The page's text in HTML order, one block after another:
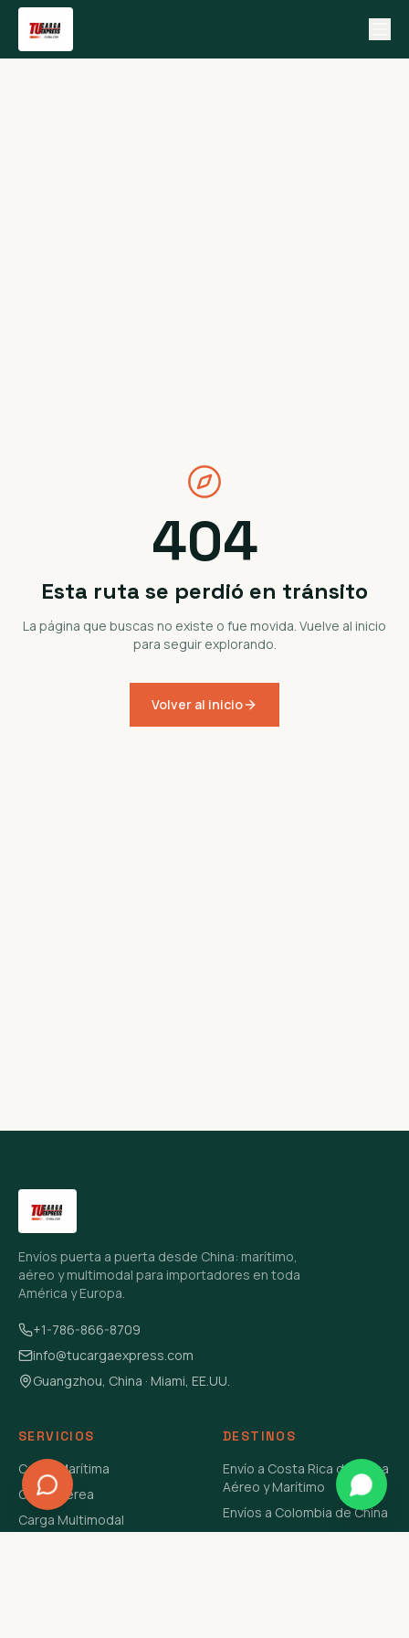
404
Esta ruta se perdió en tránsito
La página que buscas no existe o fue movida. Vuelve al inicio
para seguir explorando.
Volver al inicio
Envíos puerta a puerta desde China: marítimo,
aéreo y multimodal para importadores en toda
América y Europa.
+1-786-866-8709
info@tucargaexpress.com
Guangzhou, China · Miami, EE.UU.
SERVICIOS
Carga Marítima
Carga Aérea
Carga Multimodal
DESTINOS
Envío a Costa Rica de China
Aéreo y Marítimo
Envíos a Colombia de China